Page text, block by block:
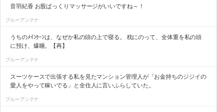
音羽紀香 お股ぱっくりマッサージがいいですね～！
ブルーアンテナ
うちのﾒｲﾝｸｰﾝは、なぜか私の頭の上で寝る。 枕にのって、全体重を私の頭
に預け、爆睡。【再】
ブルーアンテナ
スーツケースで出張する私を見たマンション管理人が「お金持ちのジジイの
愛人をやって稼いでる」と全住人に言いふらしていた。
ブルーアンテナ